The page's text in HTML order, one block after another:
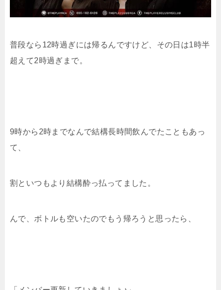
普段なら12時過ぎには帰るんですけど、その日は1時半
超えて2時過ぎまで。
9時から2時までなんで結構長時間飲んでたこともあっ
て、
割といつもより結構酔っ払ってました。
んで、ボトルも空いたのでもう帰ろうと思ったら、